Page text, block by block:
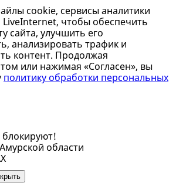
cookie, сервисы аналитики
чтобы обеспечить
сайта, улучшить его
анализировать трафик и
контент. Продолжая
или нажимая «Согласен», вы
политику обработки персональных
области